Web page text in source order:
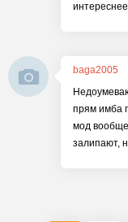
baga2005
прям имба
мод вообще
залипают,